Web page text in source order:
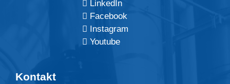
LinkedIn
Facebook
Instagram
Youtube
Kontakt